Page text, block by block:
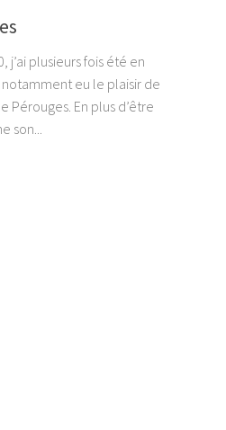
j’ai plusieurs fois été en
notamment eu le plaisir de
Pérouges. En plus d’être